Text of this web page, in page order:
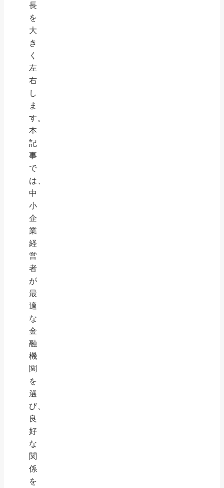
長
を
大
き
く
左
右
し
ま
す。
本
記
事
で
は、
中
小
企
業
経
営
者
が
最
適
な
金
融
機
関
を
選
び、
良
好
な
関
係
を